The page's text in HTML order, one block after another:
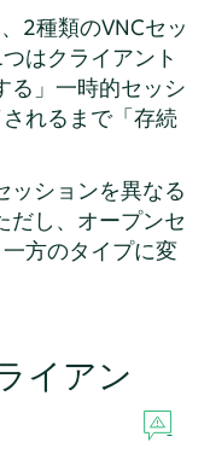
2種類のVNCセッ
はクライアント
る 」 一時的セッシ
れるまで「存続
ッションを異なる
だし、オープンセ
方のタイプに変
イアン